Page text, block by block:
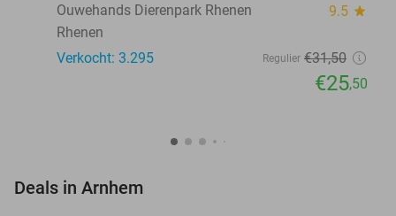
Ouwehands Dierenpark Rhenen
9.5 star
Rhenen
Verkocht: 3.295
Regulier €31,50
€25,50
Deals in Arnhem